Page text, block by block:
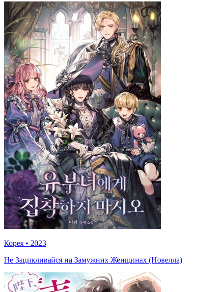
Корея • 2023
Не Зацикливайся на Замужних Женщинах (Новелла)